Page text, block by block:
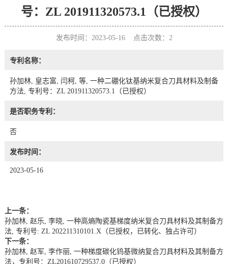
号：ZL 201911320573.1（已授权）
发布时间：2023-05-16 点击次数： 2
专利名称：
孙加林, 皇志富, 闫柯, 等, 一种二硼化钛基纳米复合刀具材料及制备
方法, 专利号：ZL 201911320573.1（已授权）
是否职务专利：
否
发布时间：
2023-05-16
上一条：
孙加林, 赵乐, 李晓, 一种高熵陶瓷基梯度纳米复合刀具材料及其制备方
法, 专利号: ZL 202211310101.X（已授权，已转化、独占许可）
下一条：
孙加林, 赵军, 李作丽, 一种梯度碳化钨基微纳复合刀具材料及其制备方
法，专利号：ZL201610729537.0（已授权）